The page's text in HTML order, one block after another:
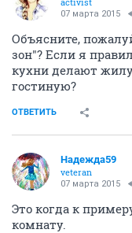
07 марта 2015
Объясните,
зон"? Если я
кухни делают
гостиную?
ОТВЕТИТЬ
Надежда59
veteran
07 марта 2015
Это когда к
комнату.